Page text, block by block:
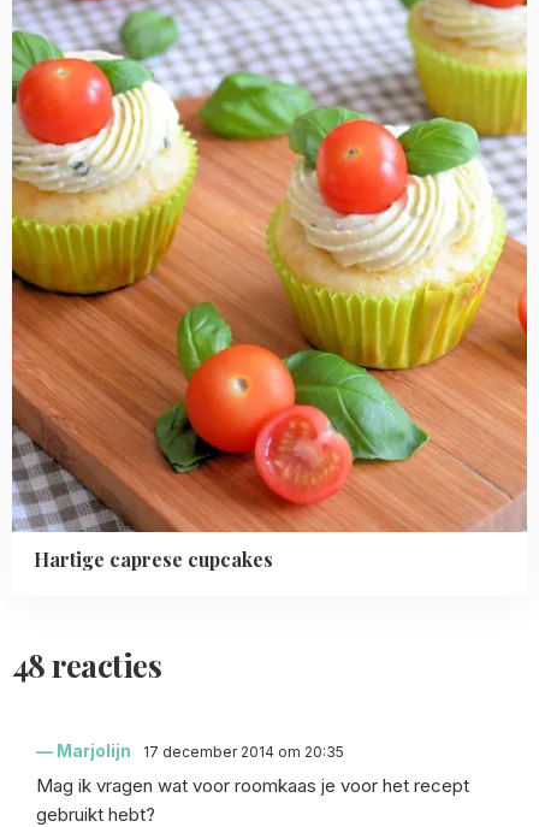
Hartige caprese cupcakes
Hartige
caprese
cupcakes
48 reacties
Marjolijn 17 december 2014 om 20:35
Mag ik vragen wat voor roomkaas je voor het recept
gebruikt hebt?